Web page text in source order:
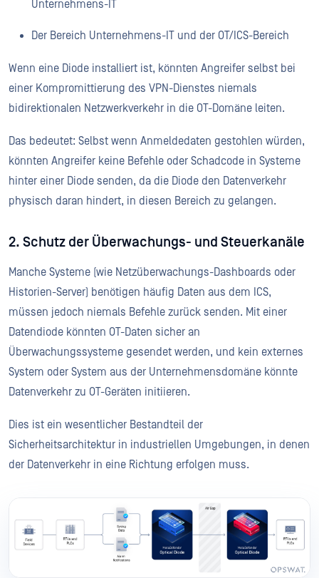
Unternehmens-IT
Der Bereich Unternehmens-IT und der OT/ICS-Bereich
Wenn eine Diode installiert ist, könnten Angreifer selbst bei
einer Kompromittierung des VPN-Dienstes niemals
bidirektionalen Netzwerkverkehr in die OT-Domäne leiten.
Das bedeutet: Selbst wenn Anmeldedaten gestohlen würden,
könnten Angreifer keine Befehle oder Schadcode in Systeme
hinter einer Diode senden, da die Diode den Datenverkehr
physisch daran hindert, in diesen Bereich zu gelangen.
2. Schutz der Überwachungs- und Steuerkanäle
Manche Systeme (wie Netzüberwachungs-Dashboards oder
Historien-Server) benötigen häufig Daten aus dem ICS,
müssen jedoch niemals Befehle zurück senden. Mit einer
Datendiode könnten OT-Daten sicher an
Überwachungssysteme gesendet werden, und kein externes
System oder System aus der Unternehmensdomäne könnte
Datenverkehr zu OT-Geräten initiieren.
Dies ist ein wesentlicher Bestandteil der
Sicherheitsarchitektur in industriellen Umgebungen, in denen
der Datenverkehr in eine Richtung erfolgen muss.